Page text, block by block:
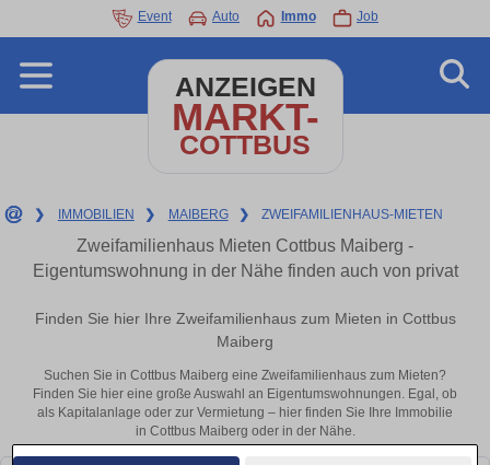
Event Auto Immo Job
ANZEIGEN
MARKT-
COTTBUS
❯ IMMOBILIEN ❯ MAIBERG ❯ ZWEIFAMILIENHAUS-MIETEN
Zweifamilienhaus Mieten Cottbus Maiberg -
Eigentumswohnung in der Nähe finden auch von privat
Finden Sie hier Ihre Zweifamilienhaus zum Mieten in Cottbus
Maiberg
Suchen Sie in Cottbus Maiberg eine Zweifamilienhaus zum Mieten?
Finden Sie hier eine große Auswahl an Eigentumswohnungen. Egal, ob
als Kapitalanlage oder zur Vermietung – hier finden Sie Ihre Immobilie
in Cottbus Maiberg oder in der Nähe.